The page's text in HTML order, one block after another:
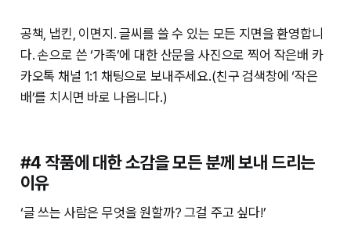
공책, 냅킨, 이면지. 글씨를 쓸 수 있는 모든 지면을 환영합니
다. 손으로 쓴 ‘가족’에 대한 산문을 사진으로 찍어 작은배 카
카오톡 채널 1:1 채팅으로 보내주세요.(친구 검색창에 ‘작은
배’를 치시면 바로 나옵니다.)
#4 작품에 대한 소감을 모든 분께 보내 드리는
이유
‘글 쓰는 사람은 무엇을 원할까? 그걸 주고 싶다!’